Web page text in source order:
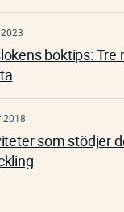
boktips: Tre
2018
som stödjer